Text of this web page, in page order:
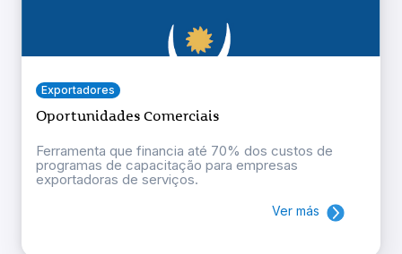
Exportadores
Oportunidades Comerciais
Ferramenta que financia até 70% dos custos de
programas de capacitação para empresas
exportadoras de serviços.
Ver más